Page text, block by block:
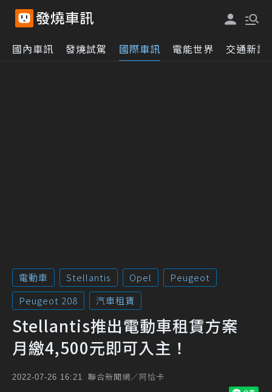
國內車訊 發燒試駕 國際車訊 電能世界 交通新訊
電動車 Stellantis Opel
Peugeot
Peugeot 208
汽車租賃
Stellantis推出電動車租賃方案
月繳4,500元即可入主！
2022-07-26 16:21 聯合新聞網／阿恰卡